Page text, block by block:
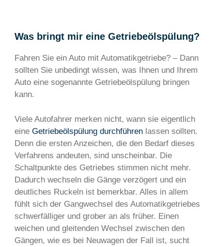
Was bringt mir eine Getriebeölspülung?
Fahren Sie ein Auto mit Automatikgetriebe? – Dann
sollten Sie unbedingt wissen, was Ihnen und Ihrem
Auto eine sogenannte Getriebeölspülung bringen
kann.
Viele Autofahrer merken nicht, wann sie eigentlich
eine Getriebeölspülung durchführen lassen sollten.
Denn die ersten Anzeichen, die den Bedarf dieses
Verfahrens andeuten, sind unscheinbar. Die
Schaltpunkte des Getriebes stimmen nicht mehr.
Dadurch wechseln die Gänge verzögert und ein
deutliches Ruckeln ist bemerkbar. Alles in allem
fühlt sich der Gangwechsel des Automatikgetriebes
schwerfälliger und grober an als früher. Einen
weichen und gleitenden Wechsel zwischen den
Gängen, wie es bei Neuwagen der Fall ist, sucht